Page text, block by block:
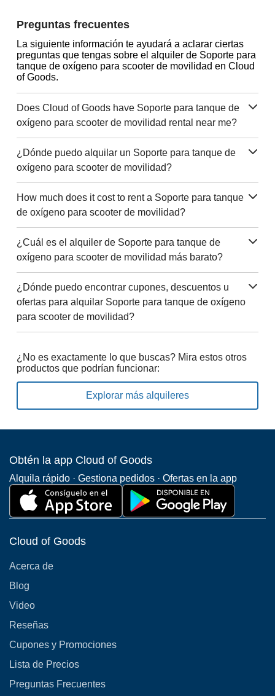
Preguntas frecuentes
La siguiente información te ayudará a aclarar ciertas
preguntas que tengas sobre el alquiler de Soporte para
tanque de oxígeno para scooter de movilidad en Cloud
of Goods.
Does Cloud of Goods have Soporte para tanque de
oxígeno para scooter de movilidad rental near me?
¿Dónde puedo alquilar un Soporte para tanque de
oxígeno para scooter de movilidad?
How much does it cost to rent a Soporte para tanque
de oxígeno para scooter de movilidad?
¿Cuál es el alquiler de Soporte para tanque de
oxígeno para scooter de movilidad más barato?
¿Dónde puedo encontrar cupones, descuentos u
ofertas para alquilar Soporte para tanque de oxígeno
para scooter de movilidad?
¿No es exactamente lo que buscas? Mira estos otros
productos que podrían funcionar:
Explorar más alquileres
Obtén la app Cloud of Goods
Alquila rápido · Gestiona pedidos · Ofertas en la app
Cloud of Goods
Acerca de
Blog
Video
Reseñas
Cupones y Promociones
Lista de Precios
Preguntas Frecuentes